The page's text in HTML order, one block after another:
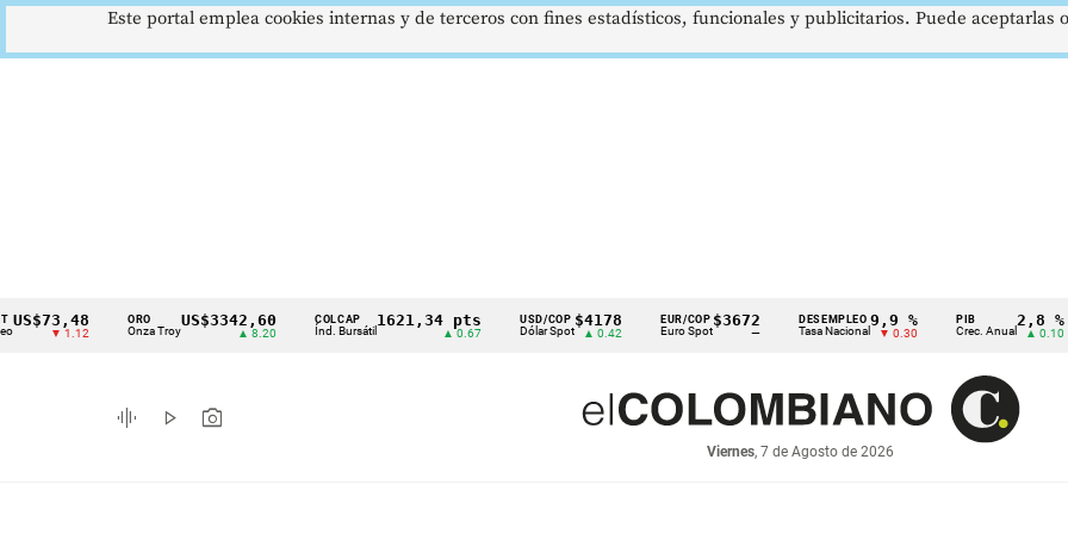
Cintillo
indicadores
económicos
1.12
ORO
Onza Troy
US$3342,60 COLCAP
Índ. Bursátil
1621,34 pts USD/COP
Dólar Spot
$4178
▲ 0.42
EUR/COP
Euro Spot
$3672
—
DESEMPLEO
Tasa Nacional
9,9 %
▼ 0.30
PIB
Crec. Anual
2,8 %
▲ 0.10
graphic_eq play_arrow photo_camera
Viernes, 7 de Agosto de 2026
Este portal emplea cookies internas y de terceros con fines estadísticos, funcionales y publicitarios. Puede aceptarlas